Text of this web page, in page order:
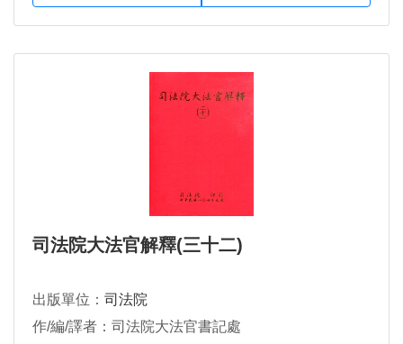
司法院大法官解釋(三十二)
出版單位： 司法院
作/編/譯者：司法院大法官書記處